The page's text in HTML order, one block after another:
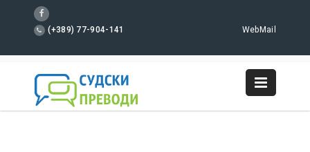
(+389) 77-904-141 WebMail